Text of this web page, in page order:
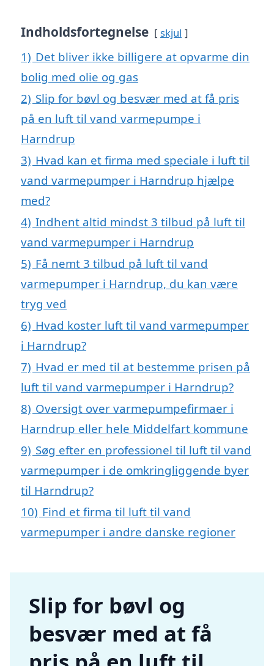
Indholdsfortegnelse skjul
1) Det bliver ikke billigere at opvarme din
bolig med olie og gas
2) Slip for bøvl og besvær med at få pris
på en luft til vand varmepumpe i
Harndrup
3) Hvad kan et firma med speciale i luft til
vand varmepumper i Harndrup hjælpe
med?
4) Indhent altid mindst 3 tilbud på luft til
vand varmepumper i Harndrup
5) Få nemt 3 tilbud på luft til vand
varmepumper i Harndrup, du kan være
tryg ved
6) Hvad koster luft til vand varmepumper
i Harndrup?
7) Hvad er med til at bestemme prisen på
luft til vand varmepumper i Harndrup?
8) Oversigt over varmepumpefirmaer i
Harndrup eller hele Middelfart kommune
9) Søg efter en professionel til luft til vand
varmepumper i de omkringliggende byer
til Harndrup?
10) Find et firma til luft til vand
varmepumper i andre danske regioner
Slip for bøvl og
besvær med at få